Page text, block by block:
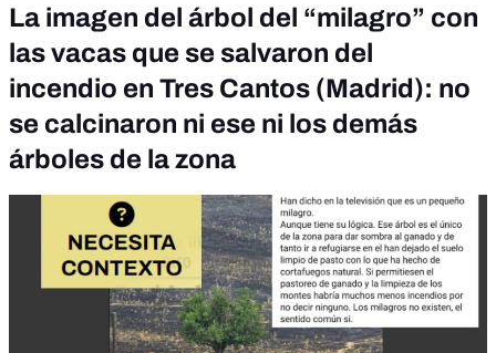
La imagen del árbol del “milagro” con
las vacas que se salvaron del
incendio en Tres Cantos (Madrid): no
se calcinaron ni ese ni los demás
árboles de la zona